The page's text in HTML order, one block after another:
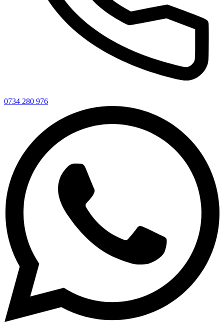
0734 280 976